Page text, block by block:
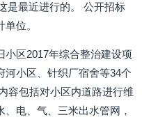
是最近进行的。 公开招标
位。
区2017年综合整治建设项
河小区、针织厂宿舍等34个
容包括对小区内道路进行维
电、气、三米出水管网，